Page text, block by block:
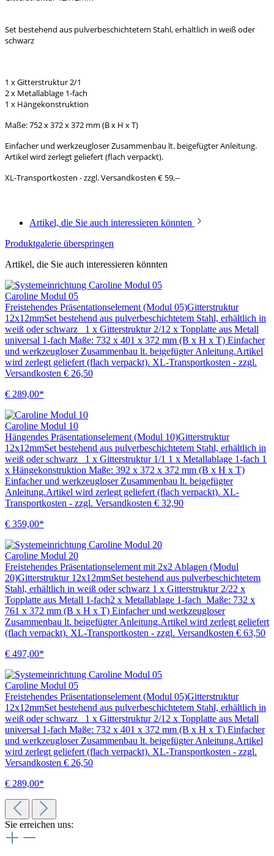
Set bestehend aus pulverbeschichtetem Stahl, erhältlich in weiß oder
schwarz
1 x Gitterstruktur 2/1
2 x Metallablage 1-fach
1 x Hängekonstruktion
Maße: 752 x 372 x 372 mm (B x H x T)
Einfacher und werkzeugloser Zusammenbau lt. beigefügter Anleitung.
Artikel wird zerlegt geliefert (flach verpackt).
XL-Transportkosten - zzgl. Versandkosten € 59,--
Artikel, die Sie auch interessieren könnten
Produktgalerie überspringen
Artikel, die Sie auch interessieren könnten
Caroline Modul 05
Freistehendes Präsentationselement (Modul 05)Gitterstruktur
12x12mmSet bestehend aus pulverbeschichtetem Stahl, erhältlich in
weiß oder schwarz 1 x Gitterstruktur 2/12 x Topplatte aus Metall
universal 1-fach Maße: 732 x 401 x 372 mm (B x H x T) Einfacher
und werkzeugloser Zusammenbau lt. beigefügter Anleitung.Artikel
wird zerlegt geliefert (flach verpackt). XL-Transportkosten - zzgl.
Versandkosten € 26,50
€ 289,00*
Caroline Modul 10
Hängendes Präsentationselement (Modul 10)Gitterstruktur
12x12mmSet bestehend aus pulverbeschichtetem Stahl, erhältlich in
weiß oder schwarz 1 x Gitterstruktur 1/1 1 x Metallablage 1-fach 1
x Hängekonstruktion Maße: 392 x 372 x 372 mm (B x H x T)
Einfacher und werkzeugloser Zusammenbau lt. beigefügter
Anleitung.Artikel wird zerlegt geliefert (flach verpackt). XL-
Transportkosten - zzgl. Versandkosten € 32,90
€ 359,00*
Caroline Modul 20
Freistehendes Präsentationselement mit 2x2 Ablagen (Modul
20)Gitterstruktur 12x12mmSet bestehend aus pulverbeschichtetem
Stahl, erhältlich in weiß oder schwarz 1 x Gitterstruktur 2/22 x
Topplatte aus Metall 1-fach2 x Metallablage 1-fach Maße: 732 x
761 x 372 mm (B x H x T) Einfacher und werkzeugloser
Zusammenbau lt. beigefügter Anleitung.Artikel wird zerlegt geliefert
(flach verpackt). XL-Transportkosten - zzgl. Versandkosten € 63,50
€ 497,00*
Caroline Modul 05
Freistehendes Präsentationselement (Modul 05)Gitterstruktur
12x12mmSet bestehend aus pulverbeschichtetem Stahl, erhältlich in
weiß oder schwarz 1 x Gitterstruktur 2/12 x Topplatte aus Metall
universal 1-fach Maße: 732 x 401 x 372 mm (B x H x T) Einfacher
und werkzeugloser Zusammenbau lt. beigefügter Anleitung.Artikel
wird zerlegt geliefert (flach verpackt). XL-Transportkosten - zzgl.
Versandkosten € 26,50
€ 289,00*
Sie erreichen uns: